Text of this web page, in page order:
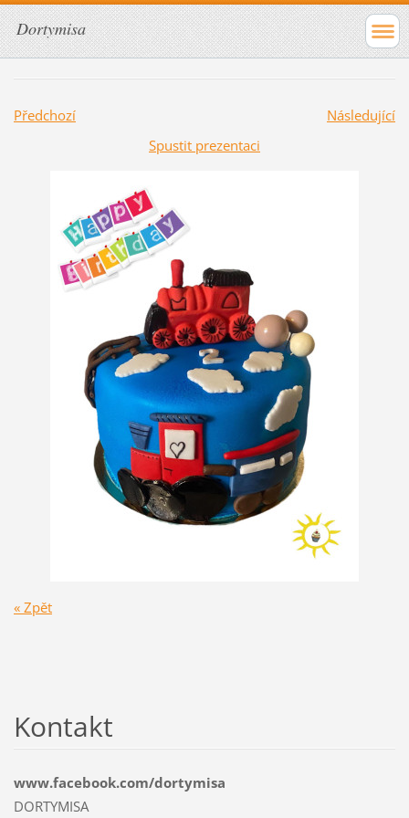
Dortymisa
Předchozí
Následující
Spustit prezentaci
« Zpět
Kontakt
www.facebook.com/dortymisa
DORTYMISA